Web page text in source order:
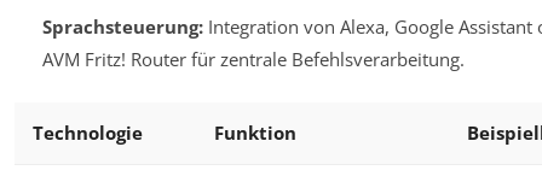
Sprachsteuerung:Integration von Alexa, Google Assistant
AVM Fritz! Router für zentrale Befehlsverarbeitung.
Technologie Funktion